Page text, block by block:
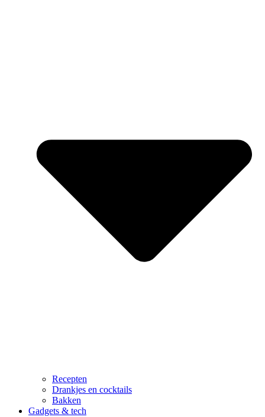
Recepten
Drankjes en cocktails
Bakken
Gadgets & tech